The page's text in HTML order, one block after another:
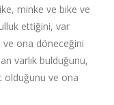
minke ve bike ve
ettiğini, var
ve ona döneceğini
varlık bulduğunu,
olduğunu ve ona